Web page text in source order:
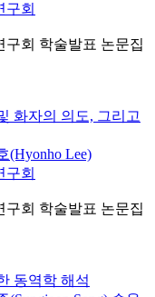
구회
회 학술발표 논문집
화자의 의도, 그리고
(Hyonho Lee)
구회
회 학술발표 논문집
동역학 해석